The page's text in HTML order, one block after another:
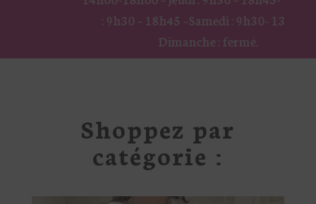
: 9h30 – 18h45 – Samedi : 9h30- 13h30 –
Dimanche : fermé.
Shoppez par
catégorie :